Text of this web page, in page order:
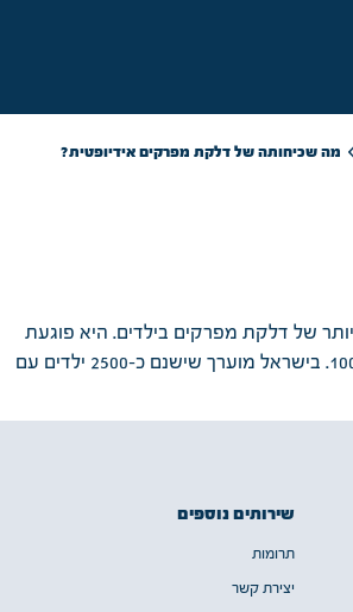
מה שכיחותה של דלקת מפרקים אידיופטית?
של דלקת מפרקים בילדים. היא פוגעת
בממוצע בילד אחד מכל 1000. בישראל מוערך שישנם כ-2500 ילדים עם
שירותים נוספים
תרומות
יצירת קשר